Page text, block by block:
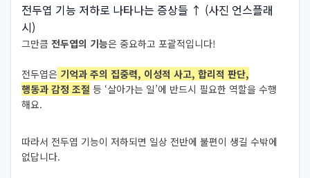
전두엽 기능 저하로 나타나는 증상들 ↑ (사진 언스플래
시)
그만큼 전두엽의 기능은 중요하고 포괄적입니다!
전두엽은 기억과 주의 집중력, 이성적 사고, 합리적 판단,
행동과 감정 조절 등 ‘살아가는 일’에 반드시 필요한 역할을 수행
해요.
따라서 전두엽 기능이 저하되면 일상 전반에 불편이 생길 수밖에
없답니다.